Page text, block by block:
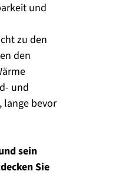
und
zu den
den
und
lange bevor
sein
Sie